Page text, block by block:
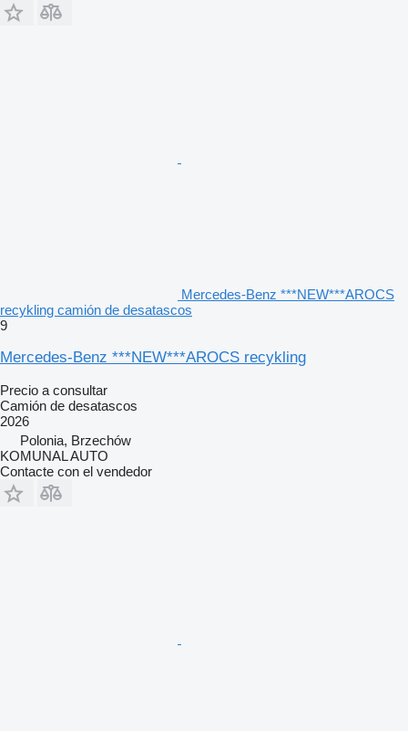
Mercedes-Benz ***NEW***AROCS
recykling camión de desatascos
9
Mercedes-Benz ***NEW***AROCS recykling
Precio a consultar
Camión de desatascos
2026
Polonia, Brzechów
KOMUNAL AUTO
Contacte con el vendedor